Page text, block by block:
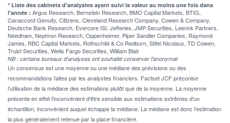
* Liste des cabinets d'analystes ayant suivi la valeur au moins une fois dans
l'année : Argus Research, Bernstein Research, BMO Capital Markets, BTIG,
Canaccord Genuity, Citizens, Cleveland Research Company, Cowen & Company,
Deutsche Bank Research, Evercore ISI, Jefferies, JMP Securities, Leerink Partners,
Needham, Nephron Research, Oppenheimer, Piper Sandler Companies, Raymond
James, RBC Capital Markets, Rothschild & Co Redburn, Stifel Nicolaus, TD Cowen,
Truist Securities, Wells Fargo Securities, William Blair
NB : certains bureaux d'analyses ont souhaité conserver l'anonymat
Un consensus est une moyenne ou une médiane des prévisions ou des
recommandations faites par les analystes financiers. Factset JCF préconise
l'utilisation de la médiane des estimations plutôt que de la moyenne. La moyenne
présente en effet l'inconvénient d'être sensible aux estimations extrêmes d'un
échantillon, inconvénient auquel échappe la médiane. La médiane est donc l'estimation
la plus généralement retenue par la place financière.